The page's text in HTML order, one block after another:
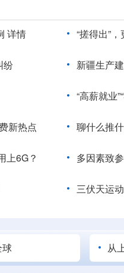
详情
纷
新热点
上6G？
“搓得出”
新疆生产
“高薪就业
聊什么推
多因素致
三伏天运
球 从